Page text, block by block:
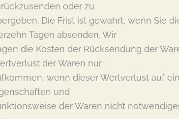
oder zu
Die Frist ist gewahrt, wenn Sie
Tagen absenden. Wir
die Kosten der Rücksendung der
der Waren nur
wenn dieser Wertverlust auf
und
der Waren nicht